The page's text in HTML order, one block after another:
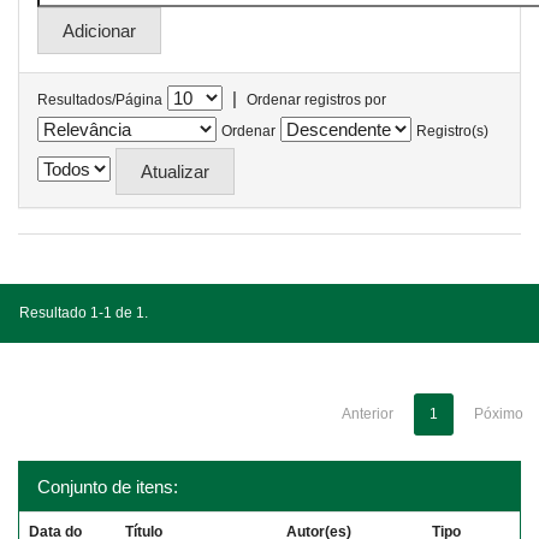
Resultados/Página |
Ordenar registros por
Ordenar
Registro(s)
Resultado 1-1 de 1.
Anterior 1 Póximo
Conjunto de itens:
Data do Título Autor(es) Tipo